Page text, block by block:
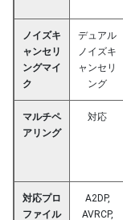
ノイズキ
ャンセリ
ングマイ
ク
デュアル
ノイズキ
ャンセリ
ング
マルチペ
アリング
対応
対応プロ
ファイル
A2DP,
AVRCP,